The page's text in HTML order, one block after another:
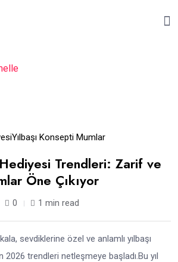
Yılbaşı Konsepti Mumlar
Trendleri: Zarif ve
Öne Çıkıyor
0 1 min read
sevdiklerine özel ve anlamlı yılbaşı
2026 trendleri netleşmeye başladı.Bu yıl